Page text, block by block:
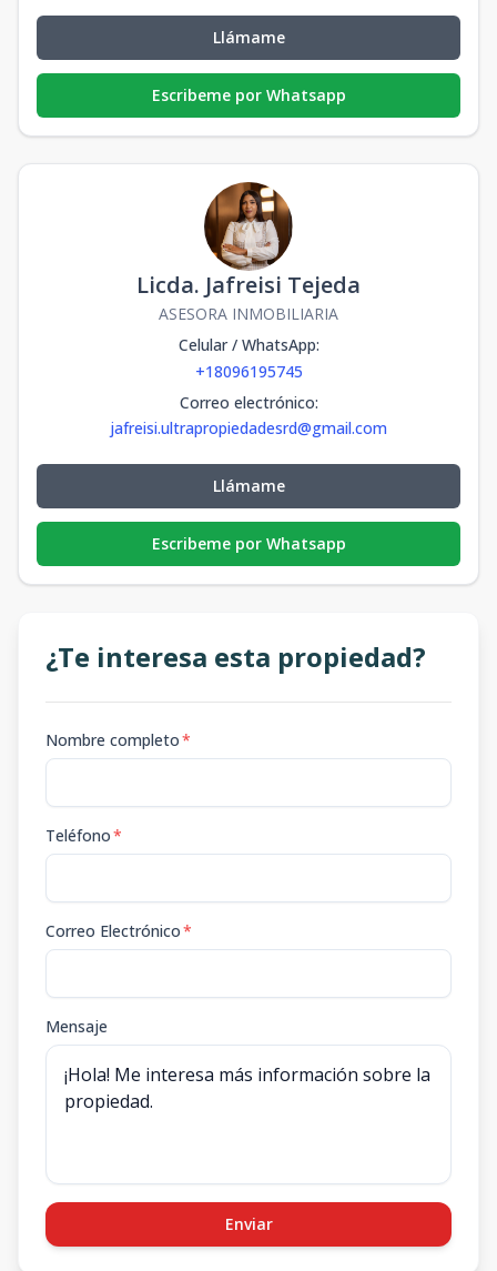
Llámame
Escribeme por Whatsapp
Licda. Jafreisi Tejeda
ASESORA INMOBILIARIA
Celular / WhatsApp:
+18096195745
Correo electrónico:
jafreisi.ultrapropiedadesrd@gmail.com
Llámame
Escribeme por Whatsapp
¿Te interesa esta propiedad?
Nombre completo*
Teléfono*
Correo Electrónico*
Mensaje
Enviar